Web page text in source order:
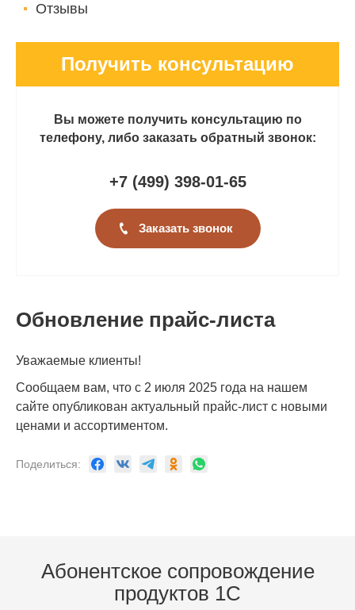
Отзывы
Получить консультацию
Вы можете получить консультацию по
телефону, либо заказать обратный звонок:
+7 (499) 398-01-65
Заказать звонок
Обновление прайс-листа
Уважаемые клиенты!
Сообщаем вам, что с 2 июля 2025 года на нашем
сайте опубликован актуальный прайс-лист с новыми
ценами и ассортиментом.
Поделиться:
Абонентское сопровождение
продуктов 1C